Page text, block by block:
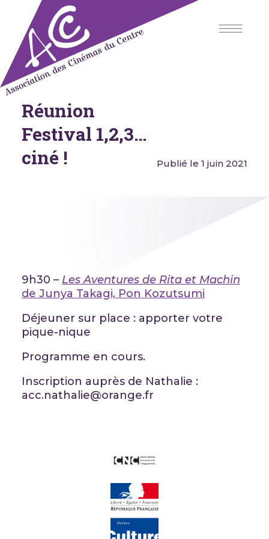
content
Association des Cinémas du
Centre
Réunion
Festival 1,2,3…
ciné !
Publié le 1 juin 2021
9h30 – Les Aventures de Rita et Machin
de Junya Takagi, Pon Kozutsumi
Déjeuner sur place : apporter votre
pique-nique
Programme en cours.
Inscription auprès de Nathalie :
acc.nathalie@orange.fr